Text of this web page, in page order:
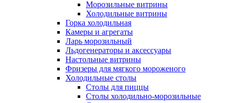
Морозильные витрины
Холодильные витрины
Горка холодильная
Камеры и агрегаты
Ларь морозильный
Льдогенераторы и аксессуары
Настольные витрины
Фризеры для мягкого мороженого
Холодильные столы
Столы для пиццы
Столы холодильно-морозильные